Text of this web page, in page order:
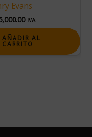
Evans
IVA
AÑADIR AL
CARRITO